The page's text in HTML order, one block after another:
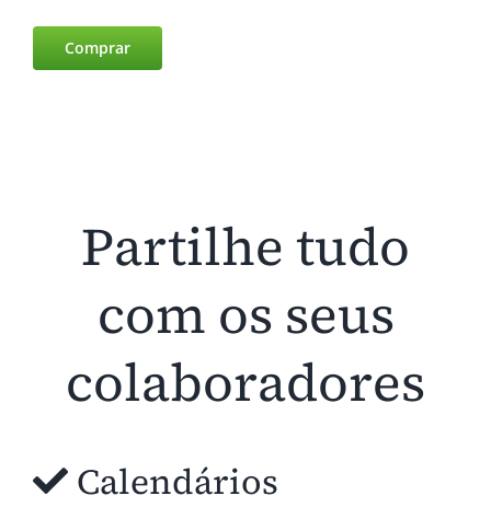
Comprar
Partilhe tudo
com os seus
colaboradores
Calendários